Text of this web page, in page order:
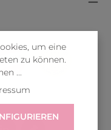
um eine
zu können.
...